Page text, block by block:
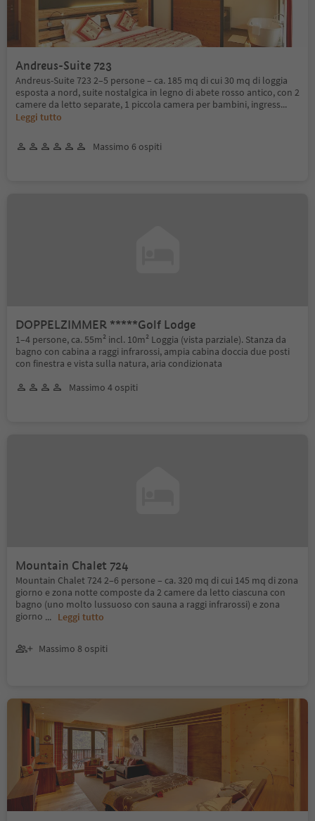
Andreus-Suite 723
Andreus-Suite 723 2–5 persone – ca. 185 mq di cui 30 mq di loggia
esposta a nord, suite nostalgica in legno di abete rosso antico, con 2
camere da letto separate, 1 piccola camera per bambini, ingress...
Leggi tutto
Massimo 6 ospiti
DOPPELZIMMER *****Golf Lodge
1–4 persone, ca. 55m² incl. 10m² Loggia (vista parziale). Stanza da
bagno con cabina a raggi infrarossi, ampia cabina doccia due posti
con finestra e vista sulla natura, aria condizionata
Massimo 4 ospiti
Mountain Chalet 724
Mountain Chalet 724 2–6 persone – ca. 320 mq di cui 145 mq di zona
giorno e zona notte composte da 2 camere da letto ciascuna con
bagno (uno molto lussuoso con sauna a raggi infrarossi) e zona
giorno ... Leggi tutto
Massimo 8 ospiti